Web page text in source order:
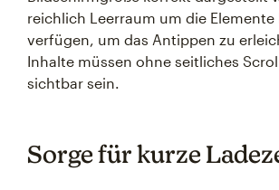
reichlich Leerraum um die Elemente
verfügen, um das Antippen zu
Inhalte müssen ohne seitliches
sichtbar sein.
Sorge für kurze